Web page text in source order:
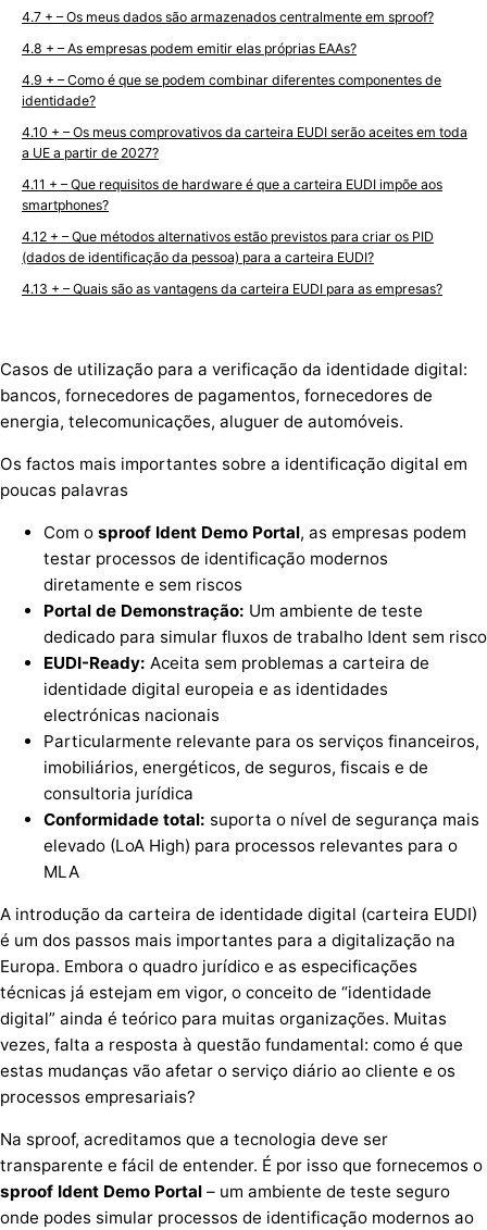
+ – Os meus dados são armazenados centralmente em sproof?
+ – As empresas podem emitir elas próprias EAAs?
+ – Como é que se podem combinar diferentes componentes de
identidade?
+ – Os meus comprovativos da carteira EUDI serão aceites em toda
a UE a partir de 2027?
+ – Que requisitos de hardware é que a carteira EUDI impõe aos
smartphones?
+ – Que métodos alternativos estão previstos para criar os PID
(dados de identificação da pessoa) para a carteira EUDI?
+ – Quais são as vantagens da carteira EUDI para as empresas?
Casos de utilização para a verificação da identidade digital:
bancos, fornecedores de pagamentos, fornecedores de
energia, telecomunicações, aluguer de automóveis.
Os factos mais importantes sobre a identificação digital em
poucas palavras
Com o sproof Ident Demo Portal, as empresas podem
testar processos de identificação modernos
diretamente e sem riscos
Portal de Demonstração: Um ambiente de teste
dedicado para simular fluxos de trabalho Ident sem risco
EUDI-Ready: Aceita sem problemas a carteira de
identidade digital europeia e as identidades
electrónicas nacionais
Particularmente relevante para os serviços financeiros,
imobiliários, energéticos, de seguros, fiscais e de
consultoria jurídica
Conformidade total: suporta o nível de segurança mais
elevado (LoA High) para processos relevantes para o
MLA
A introdução da carteira de identidade digital (carteira EUDI)
é um dos passos mais importantes para a digitalização na
Europa. Embora o quadro jurídico e as especificações
técnicas já estejam em vigor, o conceito de “identidade
digital” ainda é teórico para muitas organizações. Muitas
vezes, falta a resposta à questão fundamental: como é que
estas mudanças vão afetar o serviço diário ao cliente e os
processos empresariais?
Na sproof, acreditamos que a tecnologia deve ser
transparente e fácil de entender. É por isso que fornecemos o
sproof Ident Demo Portal – um ambiente de teste seguro
onde podes simular processos de identificação modernos ao